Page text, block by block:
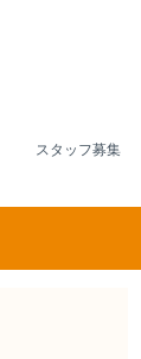
スタッフ募集